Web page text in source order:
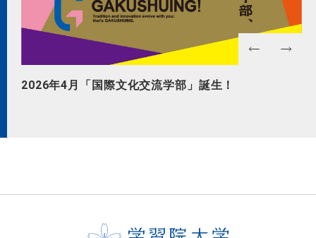
2026年4月「国際文化交流学部」誕生！